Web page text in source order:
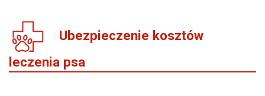
Ubezpieczenie kosztów
leczenia psa